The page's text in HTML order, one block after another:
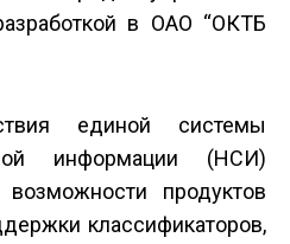
в ОАО “ОКТБ
единой системы
информации (НСИ)
продуктов
классификаторов,